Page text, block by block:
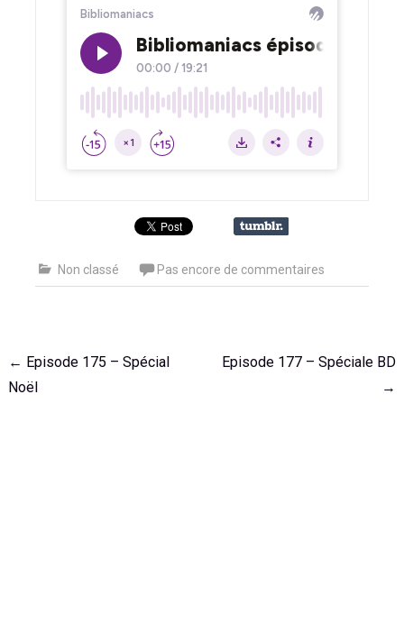
Non classé Pas encore de commentaires
Navigation
de
← Episode 175 – Spécial
Noël
Episode 177 – Spéciale BD
→